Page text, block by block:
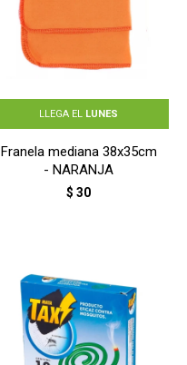
LLEGA EL LUNES
Franela mediana 38x35cm
- NARANJA
$ 30